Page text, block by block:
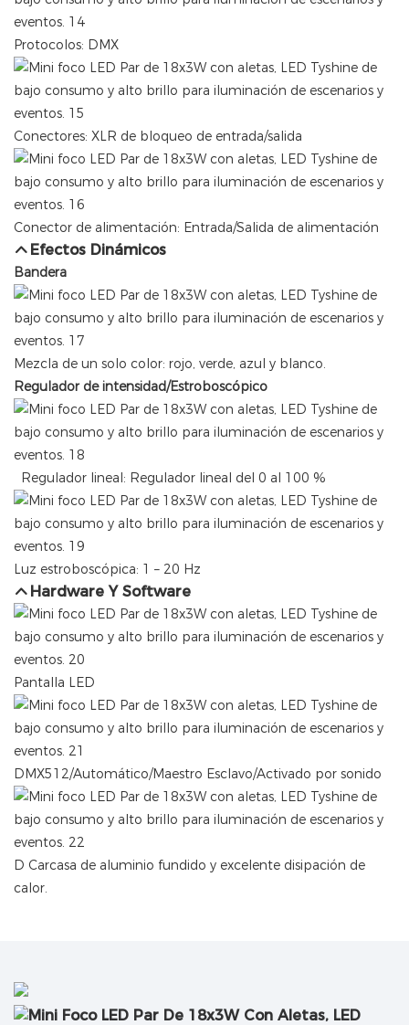
Protocolos: DMX
Conectores: XLR de bloqueo de entrada/salida
Conector de alimentación: Entrada/Salida de alimentación
Efectos Dinámicos
Bandera
Mezcla de un solo color: rojo, verde, azul y blanco.
Regulador de intensidad/Estroboscópico
Regulador lineal: Regulador lineal del 0 al 100 %
Luz estroboscópica: 1 – 20 Hz
Hardware Y Software
Pantalla LED
DMX512/Automático/Maestro Esclavo/Activado por sonido
D Carcasa de aluminio fundido y excelente disipación de
calor.